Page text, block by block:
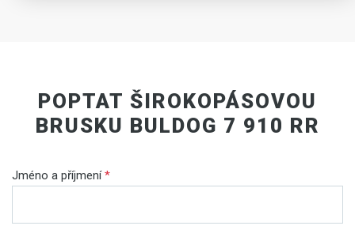
POPTAT ŠIROKOPÁSOVOU
BRUSKU BULDOG 7 910 RR
Jméno a příjmení*